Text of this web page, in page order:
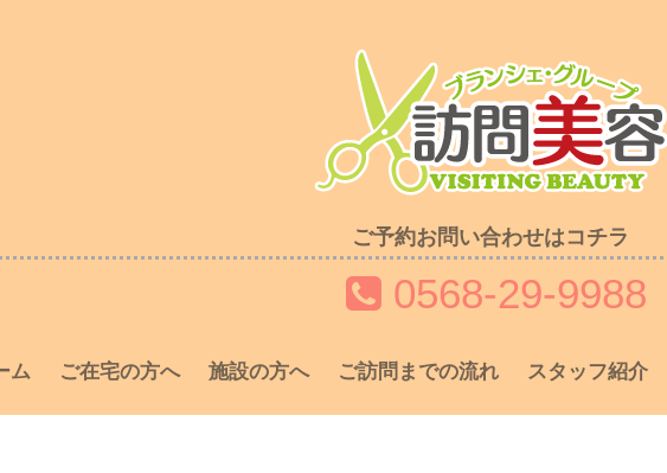
ご予約お問い合わせはコチラ
0568-29-9988
ム ご在宅の方へ 施設の方へ ご訪問までの流れ スタッフ紹介